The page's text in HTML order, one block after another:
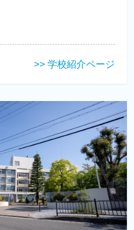
>> 学校紹介ページ